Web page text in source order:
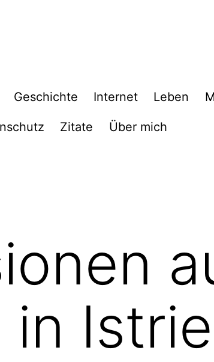
Geschichte Internet Leben
Zitate Über mich
in